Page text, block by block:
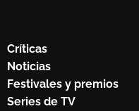
Críticas
Noticias
Festivales y premios
Series de TV